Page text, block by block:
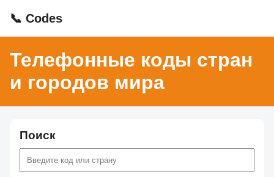
📞 Codes
Телефонные коды стран
и городов мира
Поиск